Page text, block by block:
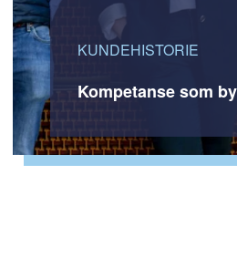
KUNDEHISTORIE
Kompetanse som